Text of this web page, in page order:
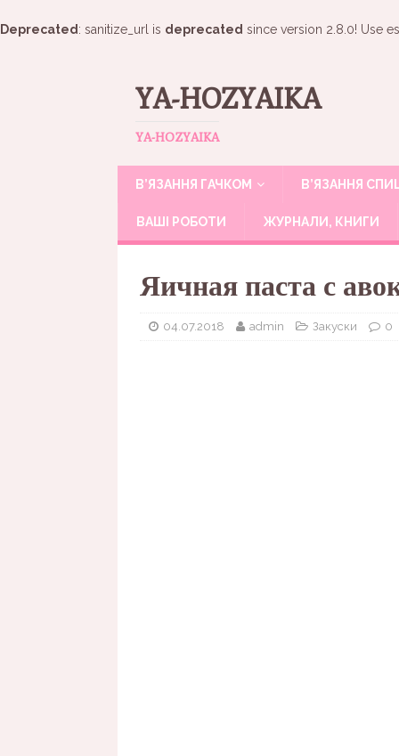
Deprecated : sanitize_url is deprecated since version 2.8.0! Use
YA-HOZYAIKA
YA-HOZYAIKA
В’ЯЗАННЯ ГАЧКОМ В’ЯЗАННЯ
ВАШІ РОБОТИ ЖУРНАЛИ, КНИГИ
Яичная паста с
04.07.2018 admin Закуски 0